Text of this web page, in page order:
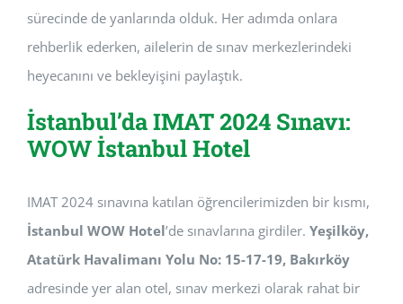
sürecinde de yanlarında olduk. Her adımda onlara
rehberlik ederken, ailelerin de sınav merkezlerindeki
heyecanını ve bekleyişini paylaştık.
İstanbul’da IMAT 2024 Sınavı:
WOW İstanbul Hotel
IMAT 2024 sınavına katılan öğrencilerimizden bir kısmı,
İstanbul WOW Hotel’de sınavlarına girdiler. Yeşilköy,
Atatürk Havalimanı Yolu No: 15-17-19, Bakırköy
adresinde yer alan otel, sınav merkezi olarak rahat bir